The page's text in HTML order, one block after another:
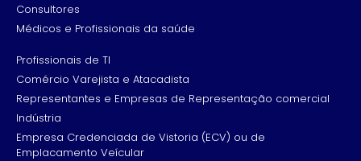
Consultores
Médicos e Profissionais da saúde
Profissionais de TI
Comércio Varejista e Atacadista
Representantes e Empresas de Representação comercial
Indústria
Empresa Credenciada de Vistoria (ECV) ou de
Emplacamento Veícular